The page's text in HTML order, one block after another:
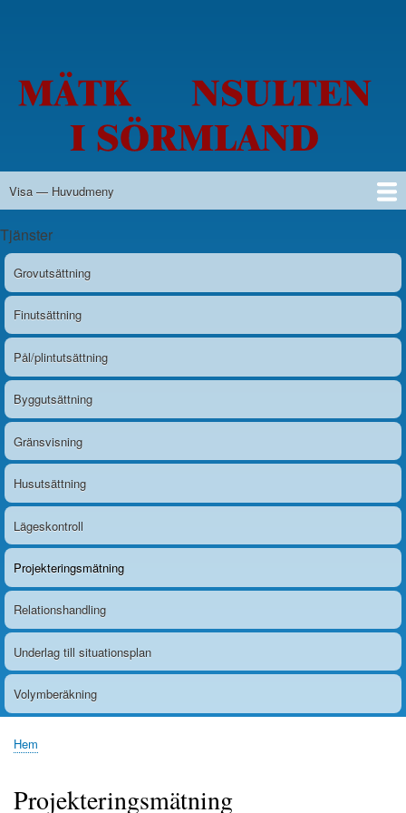
Huvudmeny
Visa — Huvudmeny
Hem
Tjänster
Grovutsättning
Finutsättning
Pål/plintutsättning
Byggutsättning
Gränsvisning
Husutsättning
Lägeskontroll
Projekteringsmätning
Relationshandling
Underlag till situationsplan
Volymberäkning
Länkstig
Hem
Projekteringsmätning